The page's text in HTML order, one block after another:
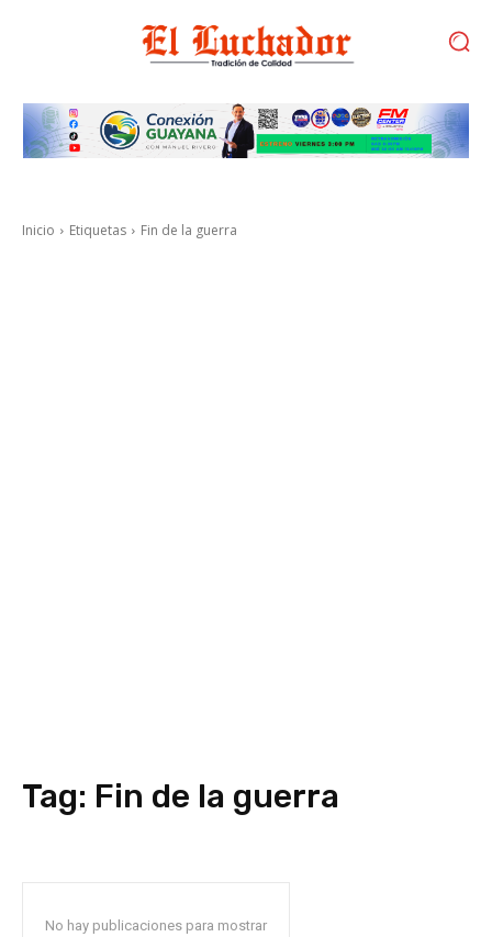
Inicio Etiquetas Fin de la guerra
Tag: Fin de la guerra
No hay publicaciones para mostrar